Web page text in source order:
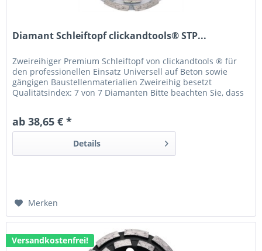
Diamant Schleiftopf clickandtools® STP...
Zweireihiger Premium Schleiftopf von clickandtools ® für
den professionellen Einsatz Universell auf Beton sowie
gängigen Baustellenmaterialien Zweireihig besetzt
Qualitätsindex: 7 von 7 Diamanten Bitte beachten Sie, dass
Diamantwerkzeuges ist.
ab 38,65 € *
Details
Merken
Versandkostenfrei!